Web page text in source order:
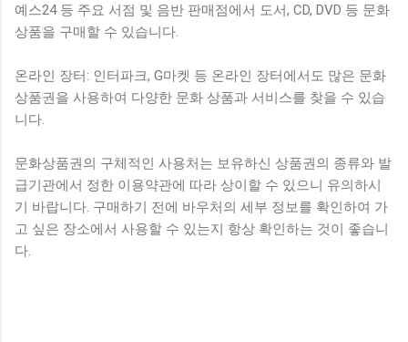
예스24 등 주요 서점 및 음반 판매점에서 도서, CD, DVD 등 문화
상품을 구매할 수 있습니다.
온라인 장터: 인터파크, G마켓 등 온라인 장터에서도 많은 문화
상품권을 사용하여 다양한 문화 상품과 서비스를 찾을 수 있습
니다.
문화상품권의 구체적인 사용처는 보유하신 상품권의 종류와 발
급기관에서 정한 이용약관에 따라 상이할 수 있으니 유의하시
기 바랍니다. 구매하기 전에 바우처의 세부 정보를 확인하여 가
고 싶은 장소에서 사용할 수 있는지 항상 확인하는 것이 좋습니
다.